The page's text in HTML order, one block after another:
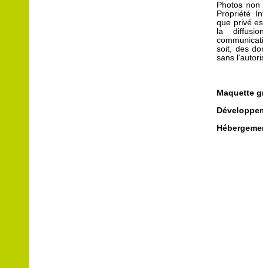
Photos
Propriété
que privé
la
soit, des
sans
Maquette